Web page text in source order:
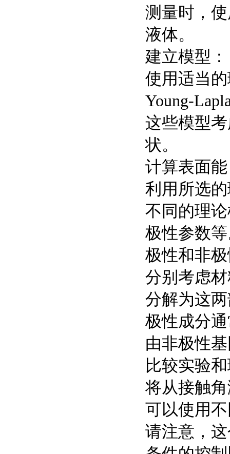
测量时，
液体。
建立模型：
使用适当
Young-
这些模型
状。
计算表面
利用所选
不同的理
极性参数
极性和非
分别考虑
分解为这
极性成分
由非极性
比较实验
将从接触
可以使用
请注意，